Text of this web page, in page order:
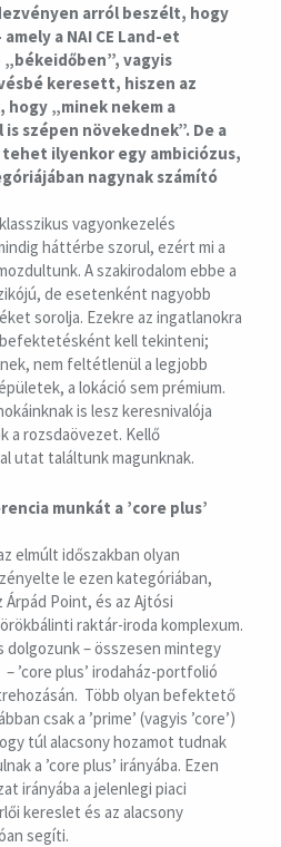
arról beszélt, hogy
a NAI CE Land-et
vagyis
keresett, hiszen az
„minek nekem a
szépen növekednek”. De a
ilyenkor egy ambiciózus,
nagynak számító
vagyonkezelés
háttérbe szorul, ezért mi a
A szakirodalom ebbe a
de esetenként nagyobb
sorolja. Ezekre az ingatlanokra
kell tekinteni;
nem feltétlenül a legjobb
a lokáció sem prémium.
is lesz keresnivalója
a rozsdaövezet. Kellő
utat találtunk magunknak.
munkát a ’core plus’
elmúlt időszakban olyan
le ezen kategóriában,
Árpád Point, és az Ajtósi
raktár-iroda komplexum.
dolgozunk – összesen mintegy
’core plus’ irodaház-portfolió
Több olyan befektető
csak a ’prime’ (vagyis ’core’)
túl alacsony hozamot tudnak
a ’core plus’ irányába. Ezen
irányába a jelenlegi piaci
kereslet és az alacsony
segíti.